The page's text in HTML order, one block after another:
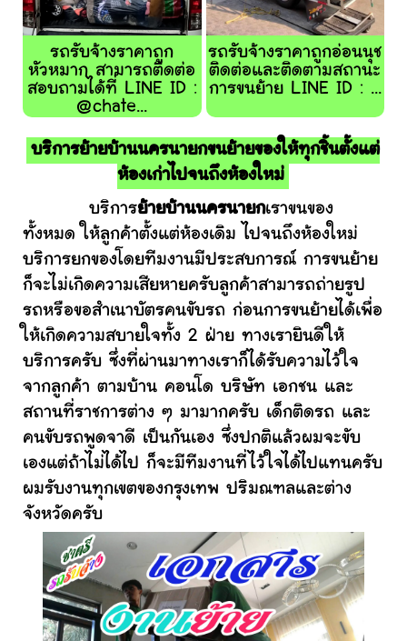
รถรับจ้างราคาถูก
หัวหมาก สามารถติดต่อ
สอบถามได้ที่ LINE ID :
@chate...
รถรับจ้างราคาถูกอ่อนนุช
ติดต่อและติดตามสถานะ
การขนย้าย LINE ID : ...
บริการย้ายบ้านนครนายกขนย้ายของให้ทุกชิ้นตั้งแต่
ห้องเก่าไปจนถึงห้องใหม่
บริการย้ายบ้านนครนายกเราขนของ
ทั้งหมด ให้ลูกค้าตั้งแต่ห้องเดิม ไปจนถึงห้องใหม่
บริการยกของโดยทีมงานมีประสบการณ์ การขนย้าย
ก็จะไม่เกิดความเสียหายครับลูกค้าสามารถถ่ายรูป
รถหรือขอสำเนาบัตรคนขับรถ ก่อนการขนย้ายได้เพื่อ
ให้เกิดความสบายใจทั้ง 2 ฝ่าย ทางเรายินดีให้
บริการครับ ซึ่งที่ผ่านมาทางเราก็ได้รับความไว้ใจ
จากลูกค้า ตามบ้าน คอนโด บริษัท เอกชน และ
สถานที่ราชการต่าง ๆ มามากครับ เด็กติดรถ และ
คนขับรถพูดจาดี เป็นกันเอง ซึ่งปกติแล้วผมจะขับ
เองแต่ถ้าไม่ได้ไป ก็จะมีทีมงานที่ไว้ใจได้ไปแทนครับ
ผมรับงานทุกเขตของกรุงเทพ ปริมณฑลและต่าง
จังหวัดครับ